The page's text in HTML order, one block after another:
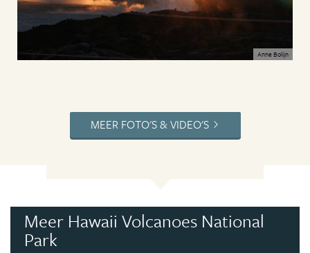
Anne Bolijn
MEER FOTO'S & VIDEO'S
Meer Hawaii Volcanoes National
Park